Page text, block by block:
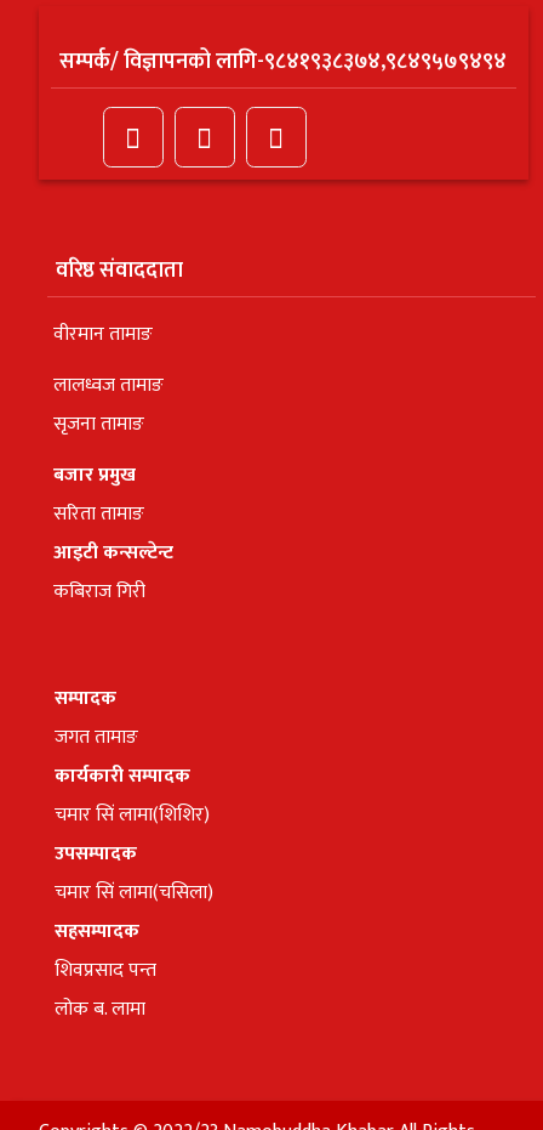
सम्पर्क/ विज्ञापनको लागि-९८४१९३८३७४,९८४९५७९४९४
वरिष्ठ संवाददाता
वीरमान तामाङ
लालध्वज तामाङ
सृजना तामाङ
बजार प्रमुख
सरिता तामाङ
आइटी कन्सल्टेन्ट
कबिराज गिरी
सम्पादक
जगत तामाङ
कार्यकारी सम्पादक
चमार सिं लामा(शिशिर)
उपसम्पादक
चमार सिं लामा(चसिला)
सहसम्पादक
शिवप्रसाद पन्त
लोक ब. लामा